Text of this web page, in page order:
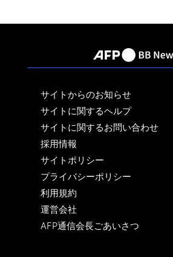
サイトからのお知らせ
サイトに関するヘルプ
サイトに関するお問い合わせ
採用情報
サイトポリシー
プライバシーポリシー
利用規約
運営会社
AFP通信会長ごあいさつ